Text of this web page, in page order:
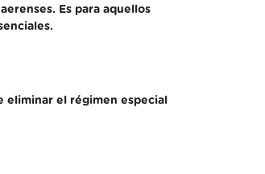
Es para aquellos
eliminar el régimen especial